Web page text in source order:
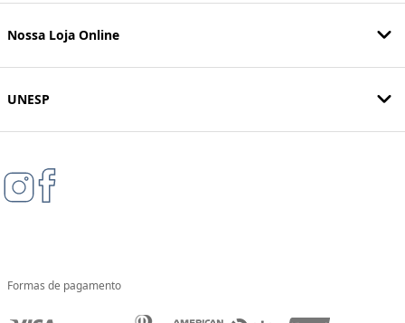
Nossa Loja Online
UNESP
Formas de pagamento